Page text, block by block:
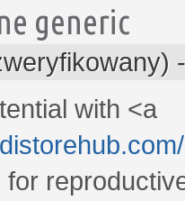
generic
with <a